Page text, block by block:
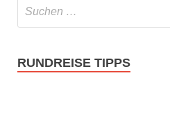
RUNDREISE TIPPS